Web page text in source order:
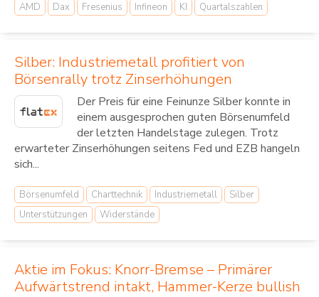
AMD Dax Fresenius Infineon KI Quartalszahlen
Silber: Industriemetall profitiert von
Börsenrally trotz Zinserhöhungen
Der Preis für eine Feinunze Silber konnte in
einem ausgesprochen guten Börsenumfeld
der letzten Handelstage zulegen. Trotz
erwarteter Zinserhöhungen seitens Fed und EZB hangeln
sich...
Börsenumfeld Charttechnik Industriemetall
Silber
Unterstützungen
Widerstände
Aktie im Fokus: Knorr-Bremse – Primärer
Aufwärtstrend intakt, Hammer-Kerze bullish